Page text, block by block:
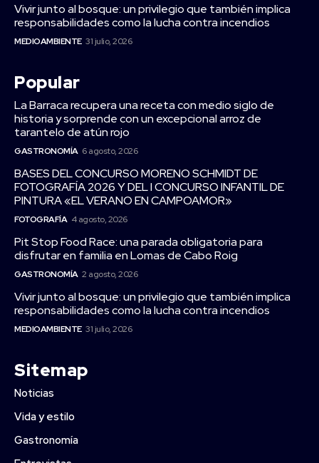
Vivir junto al bosque: un privilegio que también implica
responsabilidades como la lucha contra incendios
MEDIOAMBIENTE 31 julio, 2026
Popular
La Barraca recupera una receta con medio siglo de
historia y sorprende con un excepcional arroz de
tarantelo de atún rojo
GASTRONOMÍA 6 agosto, 2026
BASES DEL CONCURSO MORENO SCHMIDT DE
FOTOGRAFÍA 2026 Y DEL I CONCURSO INFANTIL DE
PINTURA «EL VERANO EN CAMPOAMOR»
FOTOGRAFÍA 4 agosto, 2026
Pit Stop Food Race: una parada obligatoria para
disfrutar en familia en Lomas de Cabo Roig
GASTRONOMÍA 2 agosto, 2026
Vivir junto al bosque: un privilegio que también implica
responsabilidades como la lucha contra incendios
MEDIOAMBIENTE 31 julio, 2026
Sitemap
Noticias
Vida y estilo
Gastronomía